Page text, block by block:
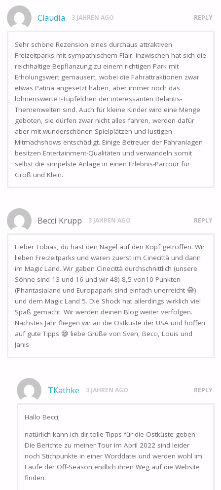
Claudia 3 JAHREN AGO REPLY
Sehr schöne Rezension eines durchaus attraktiven
Freizeitparks mit sympathischem Flair. Inzwischen hat sich die
reichhaltige Bepflanzung zu einem richtigen Park mit
Erholungswert gemausert, wobei die Fahrattraktionen zwar
etwas Patina angesetzt haben, aber immer noch das
lohnenswerte I-Tüpfelchen der interessanten Belantis-
Themenwelten sind. Auch für kleine Kinder wird eine Menge
geboten, sie dürfen zwar nicht alles fahren, werden dafür
aber mit wunderschönen Spielplätzen und lustigen
Mitmachshows entschädigt. Einige Betreuer der Fahranlagen
besitzen Entertainment-Qualitäten und verwandeln somit
selbst die simpelste Anlage in einen Erlebnis-Parcour für
Groß und Klein.
Becci Krupp 3 JAHREN AGO REPLY
Lieber Tobias, du hast den Nagel auf den Kopf getroffen. Wir
lieben Freizeitparks und waren zuerst im Cinecittà und dann
im Magic Land. Wir gaben Cinecittà durchschnittlich (unsere
Söhne sind 13 und 16 und wir 48) 8,5 von10 Punkten
(Phantasialand und Europapark sind einfach unerreicht 😅)
und dem Magic Land 5. Die Shock hat allerdings wirklich viel
Spaß gemacht. Wir werden deinen Blog weiter verfolgen.
Nächstes Jahr fliegen wir an die Ostküste der USA und hoffen
auf gute Tipps 😁 liebe Grüße von Sven, Becci, Louis und
Janis
TKathke 3 JAHREN AGO REPLY
Hallo Becci,
natürlich kann ich dir tolle Tipps für die Ostküste geben.
Die Berichte zu meiner Tour im April 2022 sind leider
noch Stichpunkte in einer Worddatei und werden wohl im
Laufe der Off-Season endlich ihren Weg auf die Website
finden.